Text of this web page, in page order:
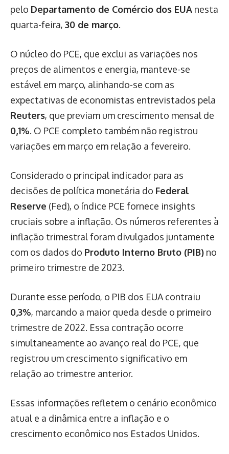
pelo Departamento de Comércio dos EUA nesta
quarta-feira, 30 de março.
O núcleo do PCE, que exclui as variações nos
preços de alimentos e energia, manteve-se
estável em março, alinhando-se com as
expectativas de economistas entrevistados pela
Reuters, que previam um crescimento mensal de
0,1%. O PCE completo também não registrou
variações em março em relação a fevereiro.
Considerado o principal indicador para as
decisões de política monetária do Federal
Reserve (Fed), o índice PCE fornece insights
cruciais sobre a inflação. Os números referentes à
inflação trimestral foram divulgados juntamente
com os dados do Produto Interno Bruto (PIB) no
primeiro trimestre de 2023.
Durante esse período, o PIB dos EUA contraiu
0,3%, marcando a maior queda desde o primeiro
trimestre de 2022. Essa contração ocorre
simultaneamente ao avanço real do PCE, que
registrou um crescimento significativo em
relação ao trimestre anterior.
Essas informações refletem o cenário econômico
atual e a dinâmica entre a inflação e o
crescimento econômico nos Estados Unidos.